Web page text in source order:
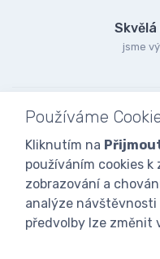
jsme
Používáme
Kliknutím na
používáním cookies
zobrazování a
analýze návštěvnosti
předvolby lze změnit